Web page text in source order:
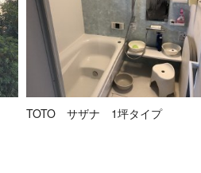
TOTO サザナ 1坪タイプ